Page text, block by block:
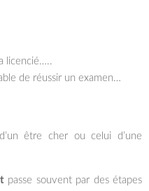
licencié…..
de réussir un examen…
être cher ou celui d’une
passe souvent par des étapes